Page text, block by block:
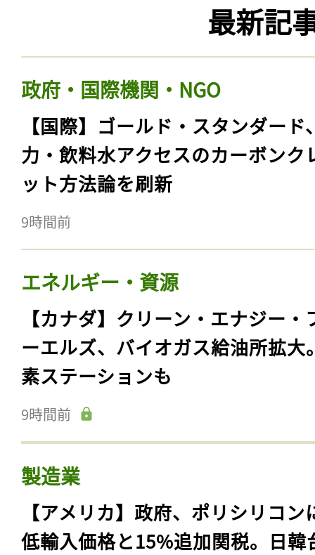
最新記
政府・国際機関・NGO
【国際】ゴールド・スタンダード
力・飲料水アクセスのカーボンク
ット方法論を刷新
9時間前
エネルギー・資源
【カナダ】クリーン・エナジー・
ーエルズ、バイオガス給油所拡大
素ステーションも
9時間前
製造業
【アメリカ】政府、ポリシリコン
低輸入価格と15%追加関税。日韓